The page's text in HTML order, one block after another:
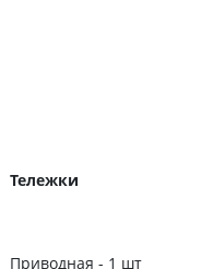
Тележки
Приводная - 1 шт